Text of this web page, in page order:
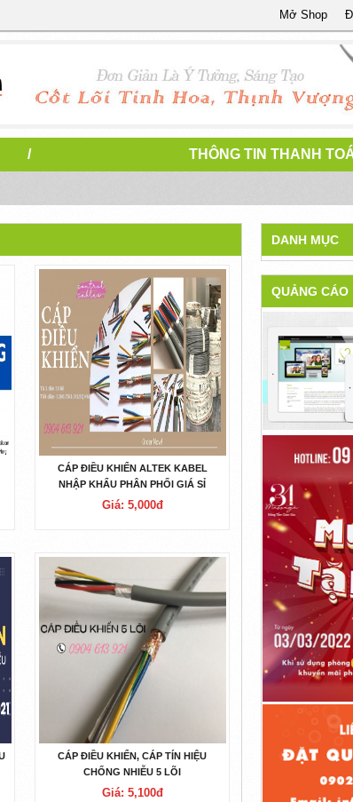
Mở Shop
/ THÔNG TIN THANH
CÁP ĐIỀU KHIỂN ALTEK KABEL
NHẬP KHẨU PHÂN PHỐI GIÁ SỈ
Giá: 5,000đ
CÁP ĐIỀU KHIỂN, CÁP TÍN HIỆU
CHỐNG NHIỄU 5 LÕI
0.5/0.75/1.0/1.5MM
Giá: 5,100đ
DANH MỤC
QUẢNG CÁO